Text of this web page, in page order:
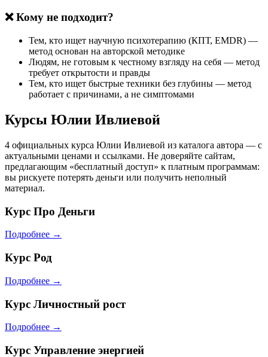
❌ Кому не подходит?
Тем, кто ищет научную психотерапию (КПТ, EMDR) —
метод основан на авторской методике
Людям, не готовым к честному взгляду на себя — метод
требует открытости и правды
Тем, кто ищет быстрые техники без глубины — метод
работает с причинами, а не симптомами
Курсы Юлии Ивлиевой
4 официальных курса Юлии Ивлиевой из каталога автора — с
актуальными ценами и ссылками. Не доверяйте сайтам,
предлагающим «бесплатный доступ» к платным программам:
вы рискуете потерять деньги или получить неполный
материал.
Курс Про Деньги
Подробнее →
Курс Род
Подробнее →
Курс Личностный рост
Подробнее →
Курс Управление энергией